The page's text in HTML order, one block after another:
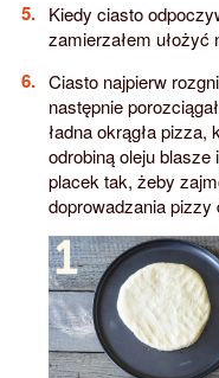
Kiedy ciasto
zamierzałem ułożyć
Ciasto najpierw
następnie
ładna okrągła pizza,
odrobiną oleju blasze
placek tak, żeby
doprowadzania pizzy